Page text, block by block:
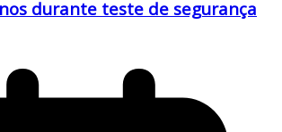
durante teste de segurança